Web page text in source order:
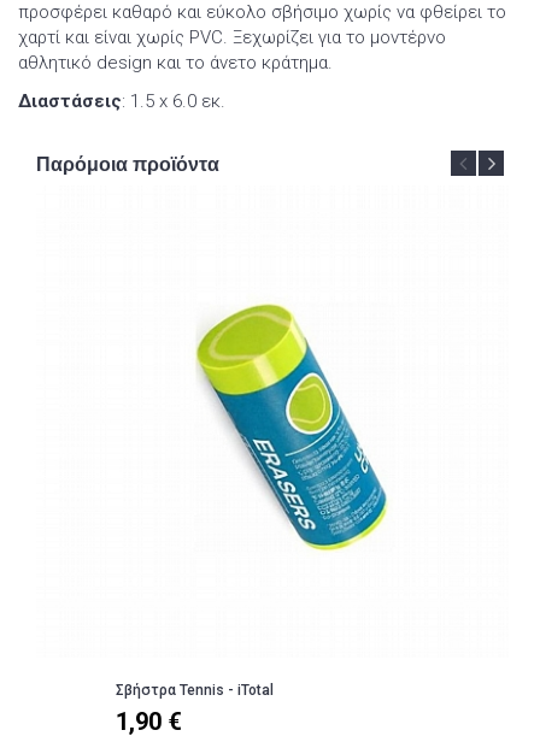
προσφέρει καθαρό και εύκολο σβήσιμο χωρίς να φθείρει το
χαρτί και είναι χωρίς PVC. Ξεχωρίζει για το μοντέρνο
αθλητικό design και το άνετο κράτημα.
Διαστάσεις: 1.5 x 6.0 εκ.
Παρόμοια προϊόντα
Σβήστρα Tennis - iTotal
1,90 €